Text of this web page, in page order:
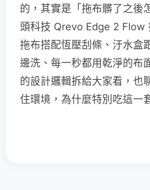
的，其實是「拖布髒了之後
頭科技 Qrevo Edge 2 Flow
拖布搭配恆壓刮條、汙水盒
邊洗、每一秒都用乾淨的布
的設計邏輯拆給大家看，也
住環境，為什麼特別吃這一